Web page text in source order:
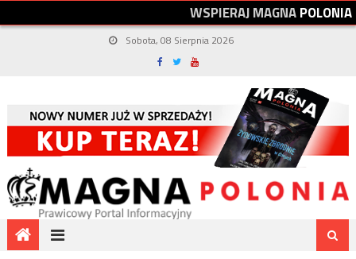
WSPIERAJMAGNAPOLONIA
Sobota, 08 Sierpnia 2026